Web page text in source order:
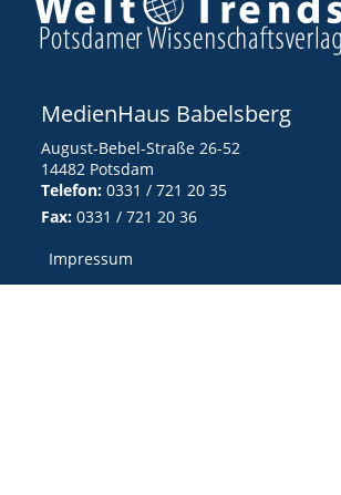
MedienHaus Babelsberg
August-Bebel-Straße 26-52
14482 Potsdam
Telefon: 0331 / 721 20 35
Fax: 0331 / 721 20 36
Impressum